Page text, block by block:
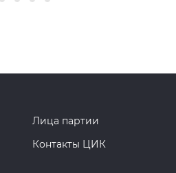
Лица партии
Контакты ЦИК